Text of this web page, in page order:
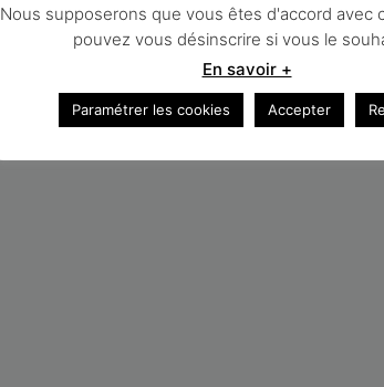
Nous supposerons que vous êtes d'accord avec
pouvez vous désinscrire si vous le
En savoir +
Paramétrer les cookies Accepter